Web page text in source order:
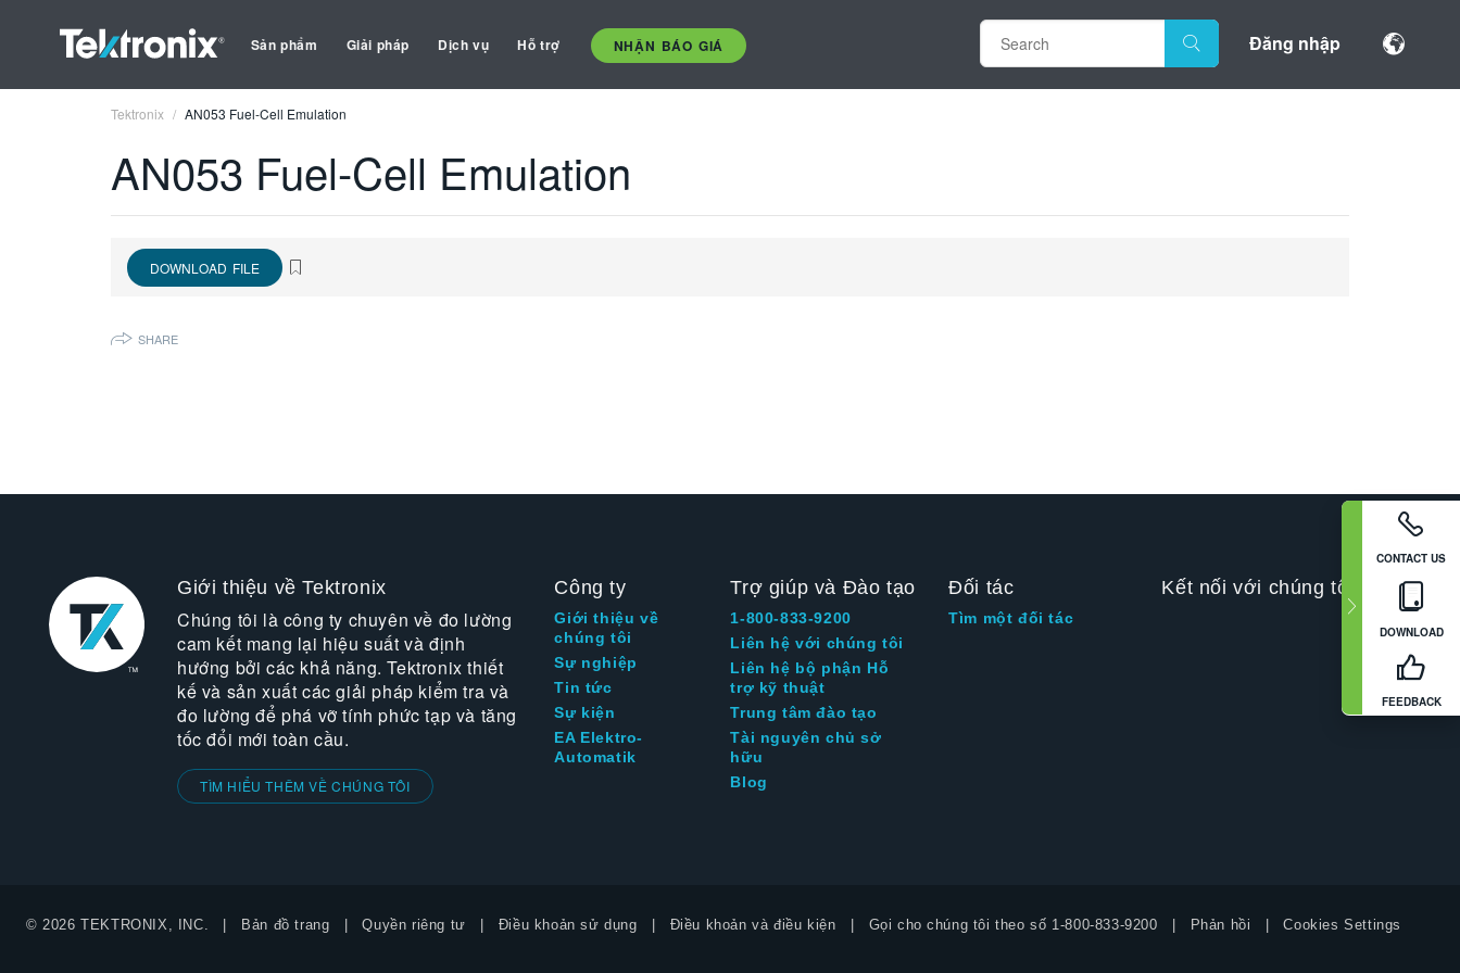
Sản phẩm Giải pháp Dịch vụ Hỗ trợ NHẬN BÁO GIÁ Đăng nhập
CONTACT US
DOWNLOAD
FEEDBACK
Tektronix AN053 Fuel-Cell Emulation
AN053 Fuel-Cell Emulation
DOWNLOAD FILE
SHARE
Giới thiệu về Tektronix
Chúng tôi là công ty chuyên về đo lường
cam kết mang lại hiệu suất và định
hướng bởi các khả năng. Tektronix thiết
kế và sản xuất các giải pháp kiểm tra và
đo lường để phá vỡ tính phức tạp và tăng
tốc đổi mới toàn cầu.
TÌM HIỂU THÊM VỀ CHÚNG TÔI
Công ty
Giới thiệu về
chúng tôi
Sự nghiệp
Tin tức
Sự kiện
EA Elektro-
Automatik
Trợ giúp và Đào tạo
1-800-833-9200
Liên hệ với chúng tôi
Liên hệ bộ phận Hỗ
trợ kỹ thuật
Trung tâm đào tạo
Tài nguyên chủ sở
hữu
Blog
Đối tác
Tìm một đối tác
Kết nối với chúng tôi
© 2026 TEKTRONIX, INC. Bản đồ trang Quyền riêng tư Điều khoản sử dụng Điều khoản và điều kiện Gọi cho chúng tôi theo số 1-800-833-9200 Phản hồi Cookies Settings